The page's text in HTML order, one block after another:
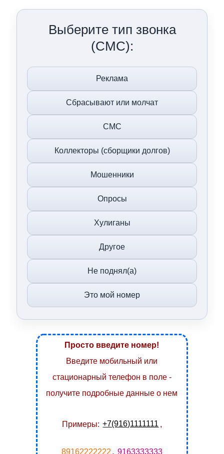
Выберите тип звонка
(СМС):
Реклама
Сбрасывают или молчат
СМС
Коллекторы (сборщики долгов)
Мошенники
Опросы
Хулиганы
Другое
Не поднял(а)
Это мой номер
Просто введите номер!
Введите мобильный или
стационарный телефон в поле -
получите подробные данные о нем
Примеры: +7(916)1111111
89162222222 , 9163333333